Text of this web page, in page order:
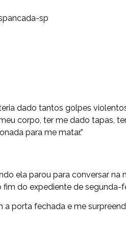
sp
dado tantos golpes
corpo, ter me dado tapas,
para me matar.”
ela parou para conversar na
do expediente de segunda-
a porta fechada e me